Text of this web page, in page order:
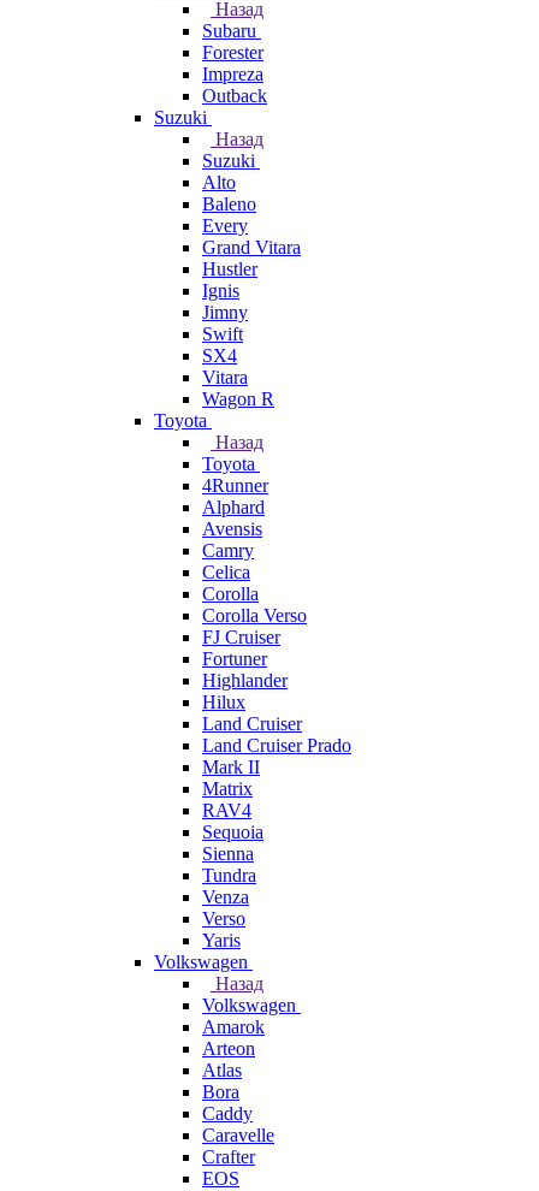
Назад
Subaru
Forester
Impreza
Outback
Suzuki
Назад
Suzuki
Alto
Baleno
Every
Grand Vitara
Hustler
Ignis
Jimny
Swift
SX4
Vitara
Wagon R
Toyota
Назад
Toyota
4Runner
Alphard
Avensis
Camry
Celica
Corolla
Corolla Verso
FJ Cruiser
Fortuner
Highlander
Hilux
Land Cruiser
Land Cruiser Prado
Mark II
Matrix
RAV4
Sequoia
Sienna
Tundra
Venza
Verso
Yaris
Volkswagen
Назад
Volkswagen
Amarok
Arteon
Atlas
Bora
Caddy
Caravelle
Crafter
EOS